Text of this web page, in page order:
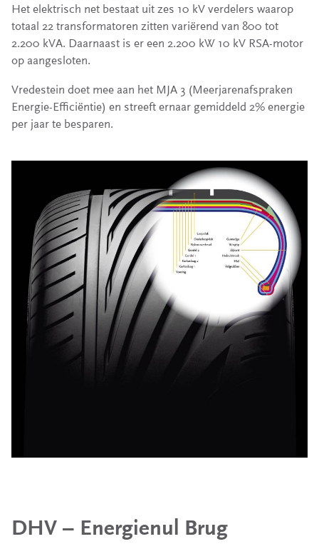
Het elektrisch net bestaat uit zes 10 kV verdelers waarop
totaal 22 transformatoren zitten variërend van 800 tot
2.200 kVA. Daarnaast is er een 2.200 kW 10 kV RSA-motor
op aangesloten.
Vredestein doet mee aan het MJA 3 (Meerjarenafspraken
Energie-Efficiëntie) en streeft ernaar gemiddeld 2% energie
per jaar te besparen.
DHV – Energienul Brug